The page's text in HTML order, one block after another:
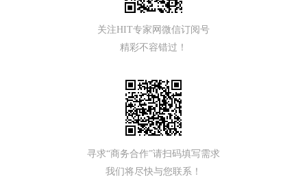
关注HIT专家网微信订阅号
精彩不容错过！
寻求“商务合作”请扫码填写需求
我们将尽快与您联系！